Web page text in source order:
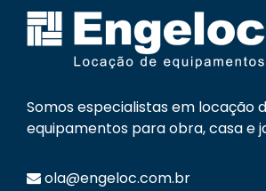
Somos especialistas em locação
equipamentos para obra, casa e
ola@engeloc.com.br